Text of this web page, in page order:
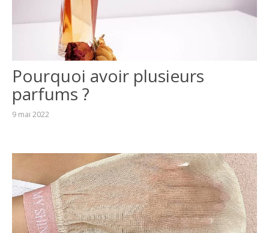
Pourquoi avoir plusieurs
parfums ?
9 mai 2022